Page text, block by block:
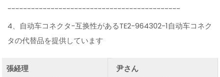
--------------------------------------------
4、自动车コネクタ-互换性があるTE2-964302-1自动车コネク
タの代替品を提供しています
張経理
尹さん